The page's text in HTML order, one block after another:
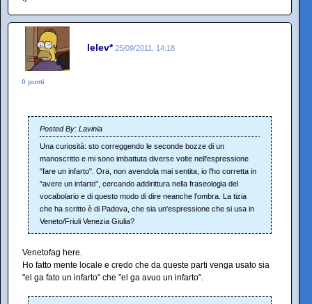
lelev* 25/09/2011, 14:18
0 punti
Posted By: Lavinia
Una curiosità: sto correggendo le seconde bozze di un
manoscritto e mi sono imbattuta diverse volte nell'espressione
"fare un infarto". Ora, non avendola mai sentita, io l'ho corretta in
"avere un infarto", cercando addirittura nella fraseologia del
vocabolario e di questo modo di dire neanche l'ombra. La tizia
che ha scritto è di Padova, che sia un'espressione che si usa in
Veneto/Friuli Venezia Giulia?
Venetofag here.
Ho fatto mente locale e credo che da queste parti venga usato sia
"el ga fato un infarto" che "el ga avuo un infarto".